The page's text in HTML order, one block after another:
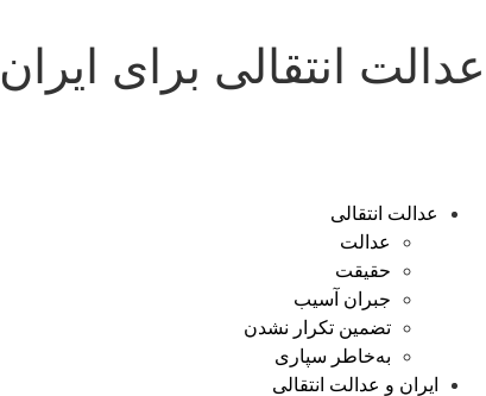
عدالت انتقالی برای ایران
عدالت انتقالی
عدالت
حقیقت
جبران آسیب
تضمین تکرار نشدن
به‌خاطر سپاری
ایران و عدالت انتقالی